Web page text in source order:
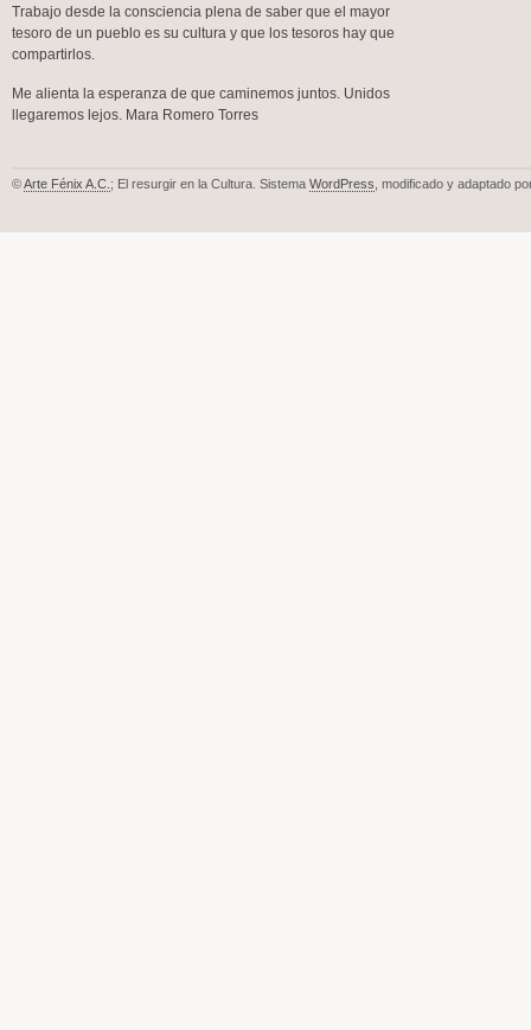
Trabajo desde la consciencia plena de saber que el mayor
tesoro de un pueblo es su cultura y que los tesoros hay que
compartirlos.
Me alienta la esperanza de que caminemos juntos. Unidos
llegaremos lejos. Mara Romero Torres
©Arte Fénix A.C. ; El resurgir en la Cultura. Sistema WordPress , modificado y adaptado